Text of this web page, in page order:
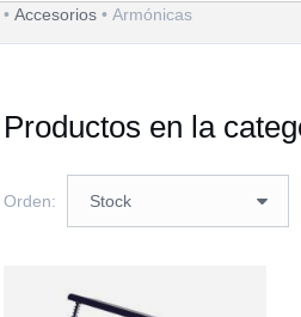
Accesorios Armónicas
Productos en la
Orden: